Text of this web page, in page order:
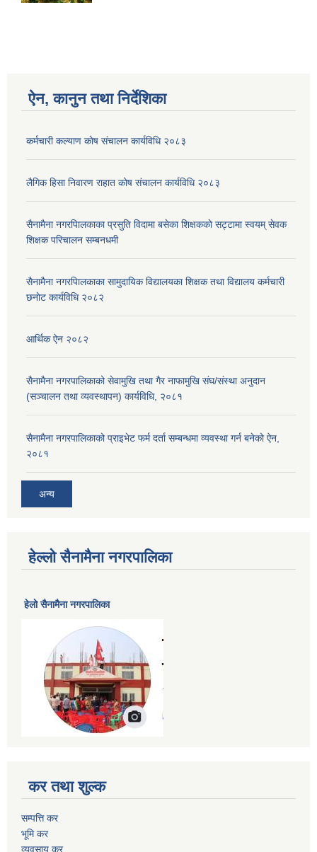
ऐन, कानुन तथा निर्देशिका
कर्मचारी कल्याण काेष संचालन कार्यविधि २०८३
लैगिक हिसा निवारण राहात कोष संचालन कार्यविधि २०८३
सैनामैना नगरपािलकाका प्रसुति विदामा बसेका शिक्षककाे सट्टामा स्वयम् सेवक
शिक्षक परिचालन सम्बनधमी
सैनामैना नगरपािलकाका सामुदायिक विद्यालयका शिक्षक तथा विद्यालय कर्मचारी
छनाेट कार्यविधि २०८२
आर्थिक ऐन २०८२
सैनामैना नगरपालिकाको सेवामुखि तथा गैर नाफामुखि संघ/संस्था अनुदान
(सञ्चालन तथा व्यवस्थापन) कार्यविधि, २०८१
सैनामैना नगरपालिकाको प्राइभेट फर्म दर्ता सम्बन्धमा व्यवस्था गर्न बनेको ऐन,
२०८१
अन्य
हेल्लो सैनामैना नगरपालिका
हेलाे सैनामैना नगरपालिका
कर तथा शुल्क
सम्पत्ति कर
भूमि कर
व्यवसाय कर